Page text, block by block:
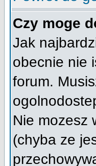
Czy moge
Jak
obecnie nie
forum.
Nie mozesz
(chyba ze